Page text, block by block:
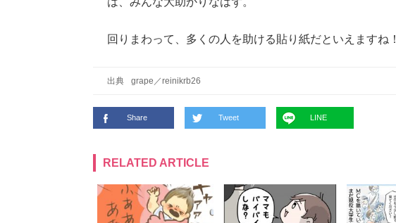
回りまわって、多くの人を助ける貼り紙だといえますね！
出典 grape ／reinikrb26
Share Tweet LINE
RELATED ARTICLE